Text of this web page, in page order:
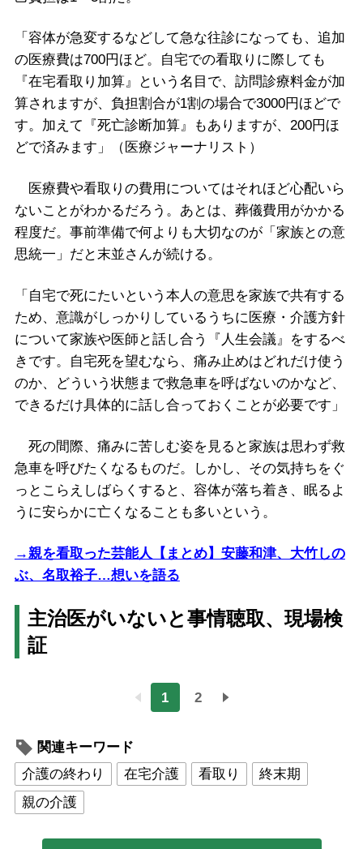
「容体が急変するなどして急な往診になっても、追加
の医療費は700円ほど。自宅での看取りに際しても
『在宅看取り加算』という名目で、訪問診療料金が加
算されますが、負担割合が1割の場合で3000円ほどで
す。加えて『死亡診断加算』もありますが、200円ほ
どで済みます」（医療ジャーナリスト）
医療費や看取りの費用についてはそれほど心配いら
ないことがわかるだろう。あとは、葬儀費用がかかる
程度だ。事前準備で何よりも大切なのが「家族との意
思統一」だと末並さんが続ける。
「自宅で死にたいという本人の意思を家族で共有する
ため、意識がしっかりしているうちに医療・介護方針
について家族や医師と話し合う『人生会議』をするべ
きです。自宅死を望むなら、痛み止めはどれだけ使う
のか、どういう状態まで救急車を呼ばないのかなど、
できるだけ具体的に話し合っておくことが必要です」
死の間際、痛みに苦しむ姿を見ると家族は思わず救
急車を呼びたくなるものだ。しかし、その気持ちをぐ
っとこらえしばらくすると、容体が落ち着き、眠るよ
うに安らかに亡くなることも多いという。
→親を看取った芸能人【まとめ】安藤和津、大竹しの
ぶ、名取裕子…想いを語る
主治医がいないと事情聴取、現場検
証
1 2
関連キーワード
介護の終わり
在宅介護 看取り
終末期
親の介護